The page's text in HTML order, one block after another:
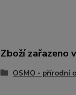
Zboží zařazeno
OSMO - přírodní